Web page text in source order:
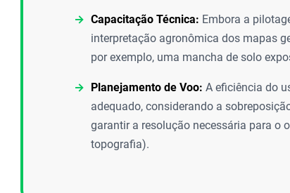
Capacitação Técnica: Embora a
interpretação agronômica dos mapas
por exemplo, uma mancha de solo
Planejamento de Voo: A eficiência do
adequado, considerando a
garantir a resolução necessária para o
topografia).